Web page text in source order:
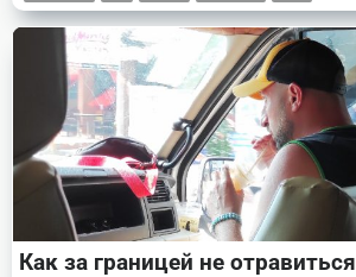
Как за границей не отравиться